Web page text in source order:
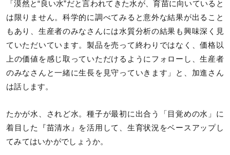
「漠然と“良い水”だと言われてきた水が、育苗に向いていると
は限りません。科学的に調べてみると意外な結果が出ること
もあり、生産者のみなさんには水質分析の結果も興味深く見
ていただいています。製品を売って終わりではなく、価格以
上の価値を感じ取っていただけるようにフォローし、生産者
のみなさんと一緒に生長を見守っていきます」と、加進さん
は話します。
たかが水、されど水。種子が最初に出合う「目覚めの水」に
着目した『苗清水』を活用して、生育状況をベースアップし
てみてはいかがでしょうか。